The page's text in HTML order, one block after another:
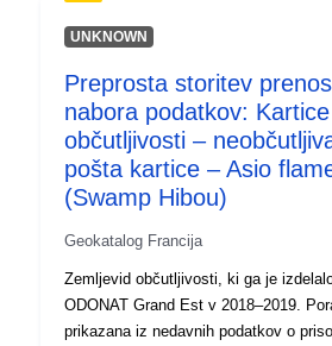
izračunom deleža 1 x 1 km mrežnih
bila opažena vrsta. Vse pripombe se upoštevajo: lahko
Ta plast predstavlja stanje znanja v
uresničitve, ne bi se smelo šteti za
vrste zunaj opredeljenih območij je mogoča.
informacij si oglejte navodila za branje
PDF.
UNKNOWN
Preprosta storitev
nabora podatkov: Kartice
občutljivosti –
pošta kartice – Asio
(Swamp Hibou)
Geokatalog Francija
Zemljevid občutljivosti, ki ga je
ODONAT Grand Est v 2018–2019. Porazdelitev vrste je
prikazana iz nedavnih podatkov o